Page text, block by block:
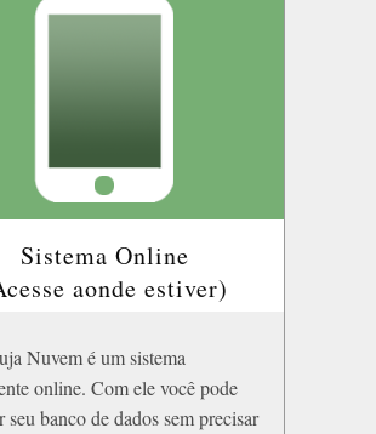
Sistema Online
aonde estiver)
Nuvem é um sistema
online. Com ele você pode
seu banco de dados sem precisar